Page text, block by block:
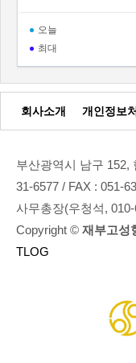
오늘
최대
회사소개 개인정보
부산광역시 남구 152,
31-6577 / FAX : 051-
사무총장(우청석,
Copyright © 재부고성
TLOG